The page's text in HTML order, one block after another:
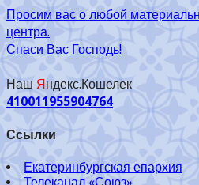
Просим вас о любой
центра.
Спаси Вас Господь!
Наш Яндекс.Кошелек
410011955904764
Ссылки
Екатеринбургская епархия
Телеканал «Союз»